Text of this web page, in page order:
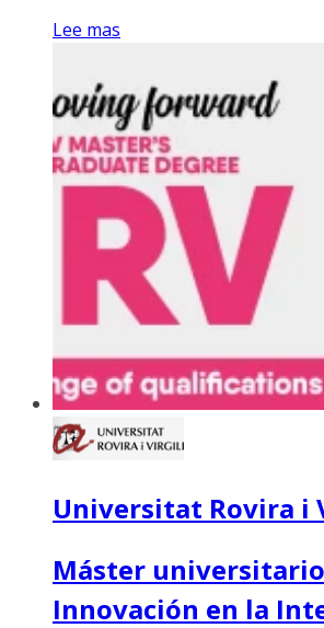
Lee mas
Universitat Rovira i
Máster
Innovación en la